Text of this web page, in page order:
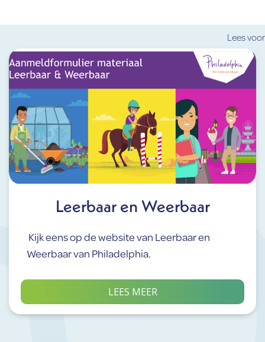
Lees voor
Leerbaar en Weerbaar
Kijk eens op de website van Leerbaar en
Weerbaar van Philadelphia.
LEES MEER